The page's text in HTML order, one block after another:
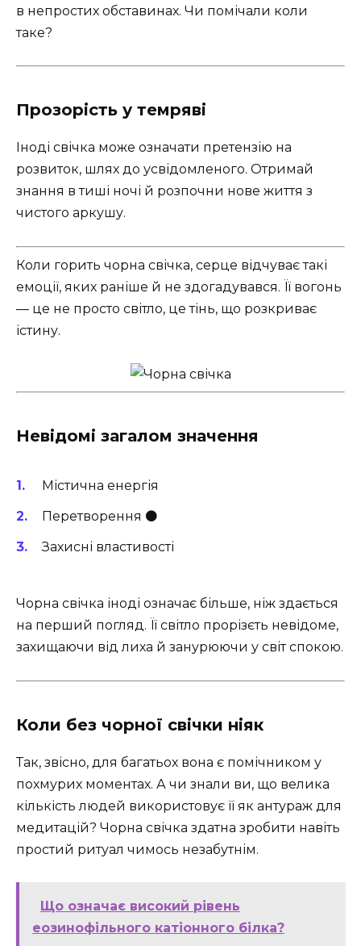
в непростих обставинах. Чи помічали коли
таке?
Прозорість у темряві
Іноді свічка може означати претензію на
розвиток, шлях до усвідомленого. Отримай
знання в тиші ночі й розпочни нове життя з
чистого аркушу.
Коли горить чорна свічка, серце відчуває такі
емоції, яких раніше й не здогадувався. Її вогонь
— це не просто світло, це тінь, що розкриває
істину.
Невідомі загалом значення
Містична енергія
Перетворення ⚫
Захисні властивості ️
Чорна свічка іноді означає більше, ніж здається
на перший погляд. Її світло прорізєть невідоме,
захищаючи від лиха й занурюючи у світ спокою.
Коли без чорної свічки ніяк
Так, звісно, для багатьох вона є помічником у
похмурих моментах. А чи знали ви, що велика
кількість людей використовує її як антураж для
медитацій? Чорна свічка здатна зробити навіть
простий ритуал чимось незабутнім. ️
Що означає високий рівень
еозинофільного катіонного білка?